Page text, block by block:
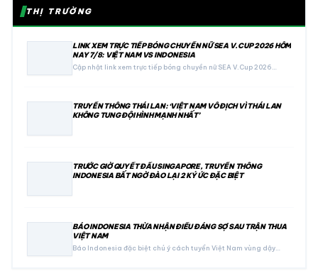
THỊ TRƯỜNG
LINK XEM TRỰC TIẾP BÓNG CHUYỀN NỮ SEA V.CUP 2026 HÔM
NAY 7/8: VIỆT NAM VS INDONESIA
Cập nhật link xem trực tiếp bóng chuyền nữ SEA V.Cup 2026…
TRUYỀN THÔNG THÁI LAN: ‘VIỆT NAM VÔ ĐỊCH VÌ THÁI LAN
KHÔNG TUNG ĐỘI HÌNH MẠNH NHẤT’
TRƯỚC GIỜ QUYẾT ĐẤU SINGAPORE, TRUYỀN THÔNG
INDONESIA BẤT NGỜ ĐÀO LẠI 2 KÝ ỨC ĐẶC BIỆT
BÁO INDONESIA THỪA NHẬN ĐIỀU ĐÁNG SỢ SAU TRẬN THUA
VIỆT NAM
Báo Indonesia đặc biệt chú ý cách tuyển Việt Nam vùng dậy…